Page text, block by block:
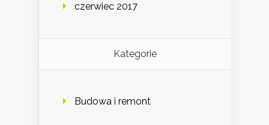
czerwiec 2017
Kategorie
Budowa i remont